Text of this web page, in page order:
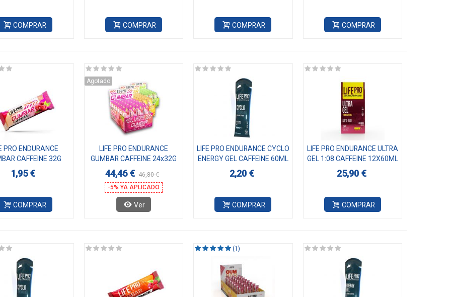
COMPRAR COMPRAR COMPRAR COMPRAR
PRO ENDURANCE
CAFFEINE 32G
1,95 €
COMPRAR
Agotado
LIFE PRO ENDURANCE
GUMBAR CAFFEINE 24x32G
44,46 € 46,80 €
-5% YA APLICADO
Ver
LIFE PRO ENDURANCE CYCLO
ENERGY GEL CAFFEINE 60ML
2,20 €
COMPRAR
LIFE PRO ENDURANCE ULTRA
GEL 1:08 CAFFEINE 12X60ML
25,90 €
COMPRAR
(1)